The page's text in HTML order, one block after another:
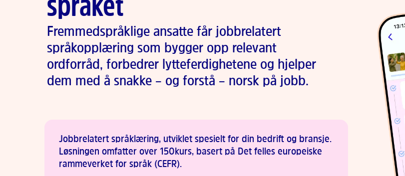
Fremmedspråklige ansatte får jobbrelatert
språkopplæring som bygger opp relevant
ordforråd, forbedrer lytteferdighetene og hjelper
dem med å snakke – og forstå – norsk på jobb.
Jobbrelatert språklæring, utviklet spesielt for din bedrift og bransje.
Løsningen omfatter over 150 kurs, basert på Det felles europeiske
rammeverket for språk (CEFR).